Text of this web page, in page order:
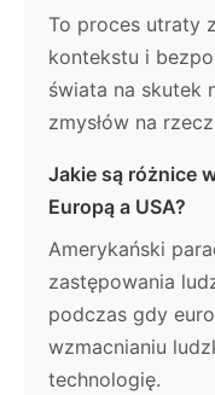
To proces utraty
kontekstu i
świata na skutek
zmysłów na
Jakie są różnice
Europą a USA?
Amerykański
zastępowania
podczas gdy
wzmacnianiu
technologię.